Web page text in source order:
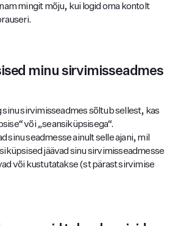
mingit mõju, kui logid oma kontolt
minu sirvimisseadmes
sinu sirvimisseadmes sõltub sellest, kas
või „seansiküpsisega“.
sinu seadmesse ainult selle ajani, mil
jäävad sinu sirvimisseadmesse
või kustutatakse (st pärast sirvimise